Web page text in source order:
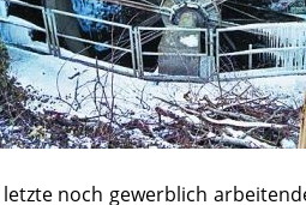
noch gewerblich